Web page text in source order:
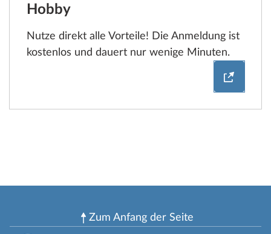
Hobby
Nutze direkt alle Vorteile! Die Anmeldung ist
kostenlos und dauert nur wenige Minuten.
Jetzt
Zum Anfang der Seite